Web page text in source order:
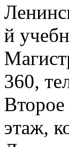
й
360,
этаж,